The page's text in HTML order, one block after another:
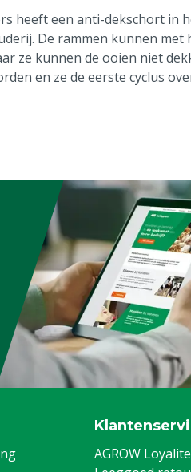
heeft een anti-dekschort in
De rammen kunnen
ze kunnen de ooien niet
en ze de eerste cyclus
AGROW